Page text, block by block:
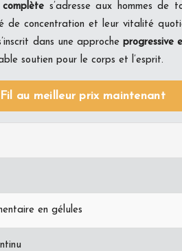
s’adresse aux hommes de
de concentration et leur vitalité
dans une approcheprogressive
soutien pour le corps et l’esprit.
au meilleur prix maintenant
en gélules